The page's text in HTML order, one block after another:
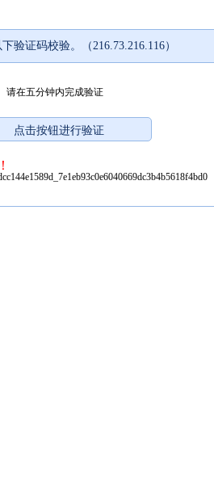
验证码校验。（216.73.216.116）
请在五分钟内完成验证